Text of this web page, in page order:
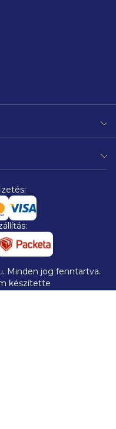
készítette
. Minden jog fenntartva.